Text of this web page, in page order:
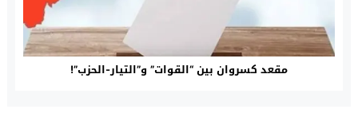
مقعد كسروان بين “القوات” و”التيار-الحزب”!